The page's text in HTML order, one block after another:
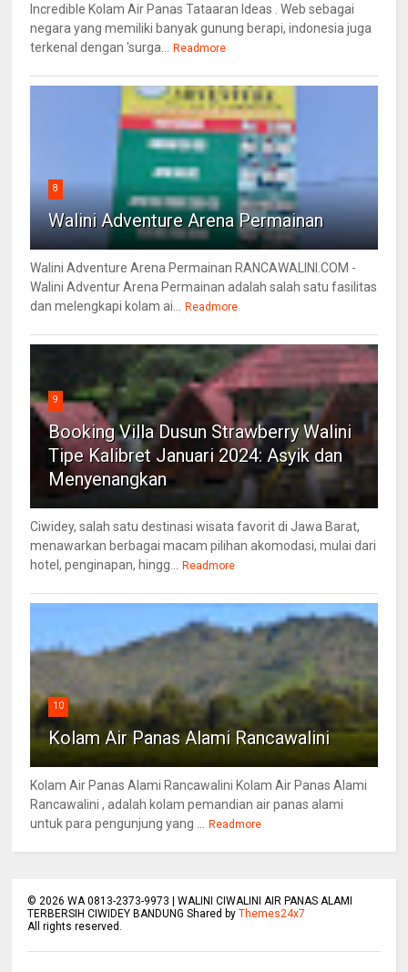
Incredible Kolam Air Panas Tataaran Ideas . Web sebagai
negara yang memiliki banyak gunung berapi, indonesia juga
terkenal dengan 'surga...
Readmore
8
Walini Adventure Arena Permainan
Walini Adventure Arena Permainan RANCAWALINI.COM -
Walini Adventur Arena Permainan adalah salah satu fasilitas
dan melengkapi kolam ai...
Readmore
9
Booking Villa Dusun Strawberry Walini
Tipe Kalibret Januari 2024: Asyik dan
Menyenangkan
Ciwidey, salah satu destinasi wisata favorit di Jawa Barat,
menawarkan berbagai macam pilihan akomodasi, mulai dari
hotel, penginapan, hingg...
Readmore
10
Kolam Air Panas Alami Rancawalini
Kolam Air Panas Alami Rancawalini Kolam Air Panas Alami
Rancawalini , adalah kolam pemandian air panas alami
untuk para pengunjung yang ...
Readmore
© 2026 WA 0813-2373-9973 | WALINI CIWALINI AIR PANAS ALAMI
TERBERSIH CIWIDEY BANDUNG Shared byThemes24x7
All rights reserved.